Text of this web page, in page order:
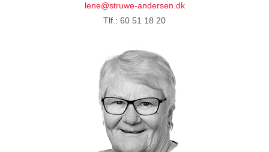
lene@struwe-andersen.dk
Tlf.: 60 51 18 20